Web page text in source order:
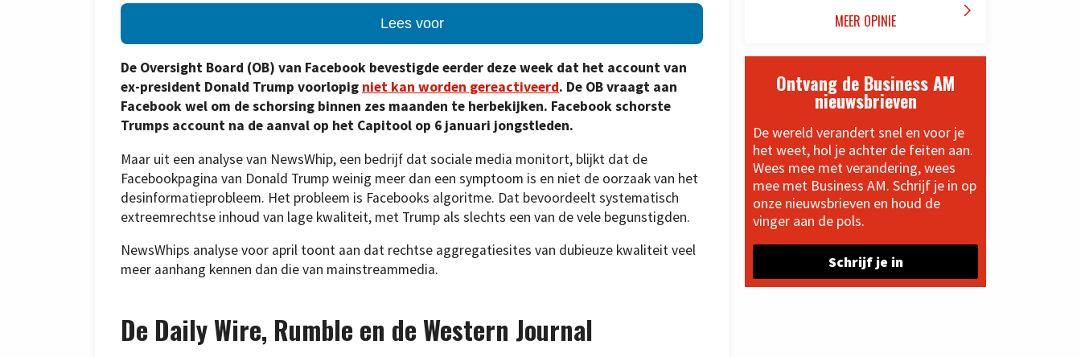
Lees voor
De Oversight Board (OB) van Facebook bevestigde eerder deze week dat het account van
ex-president Donald Trump voorlopig niet kan worden gereactiveerd. De OB vraagt aan
Facebook wel om de schorsing binnen zes maanden te herbekijken. Facebook schorste
Trumps account na de aanval op het Capitool op 6 januari jongstleden.
Maar uit een analyse van NewsWhip, een bedrijf dat sociale media monitort, blijkt dat de
Facebookpagina van Donald Trump weinig meer dan een symptoom is en niet de oorzaak van het
desinformatieprobleem. Het probleem is Facebooks algoritme. Dat bevoordeelt systematisch
extreemrechtse inhoud van lage kwaliteit, met Trump als slechts een van de vele begunstigden.
NewsWhips analyse voor april toont aan dat rechtse aggregatiesites van dubieuze kwaliteit veel
meer aanhang kennen dan die van mainstreammedia.
De Daily Wire, Rumble en de Western Journal
MEER OPINIE 
Ontvang de Business AM
nieuwsbrieven
De wereld verandert snel en voor je
het weet, hol je achter de feiten aan.
Wees mee met verandering, wees
mee met Business AM. Schrijf je in op
onze nieuwsbrieven en houd de
vinger aan de pols.
Schrijf je in